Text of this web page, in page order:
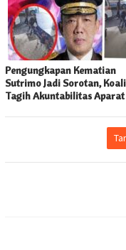
Pengungkapan Kematian
Sutrimo Jadi Sorotan,
Tagih Akuntabilitas Aparat